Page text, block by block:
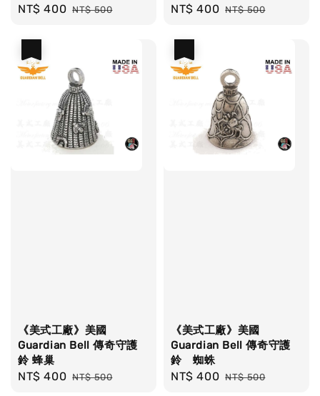
Sale
NT$ 400 Regular
NT$ 500
Sale
NT$ 400 Regular
NT$ 500
《美式工廠》美國
Guardian Bell 傳奇守護
鈴 蜂巢
Sale
NT$ 400 Regular
NT$ 500
《美式工廠》美國
Guardian Bell 傳奇守護
鈴 蜘蛛
Sale
NT$ 400 Regular
NT$ 500